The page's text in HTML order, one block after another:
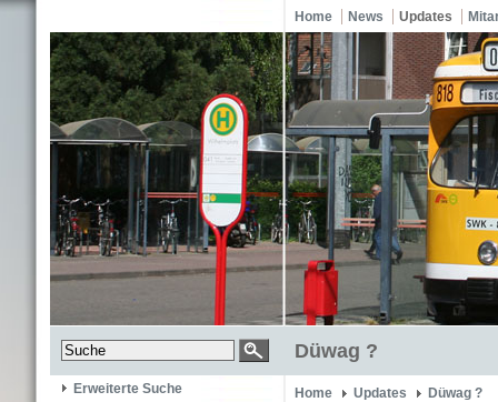
Home News Updates
Düwag ?
Erweiterte Suche Home Updates Düwag ?